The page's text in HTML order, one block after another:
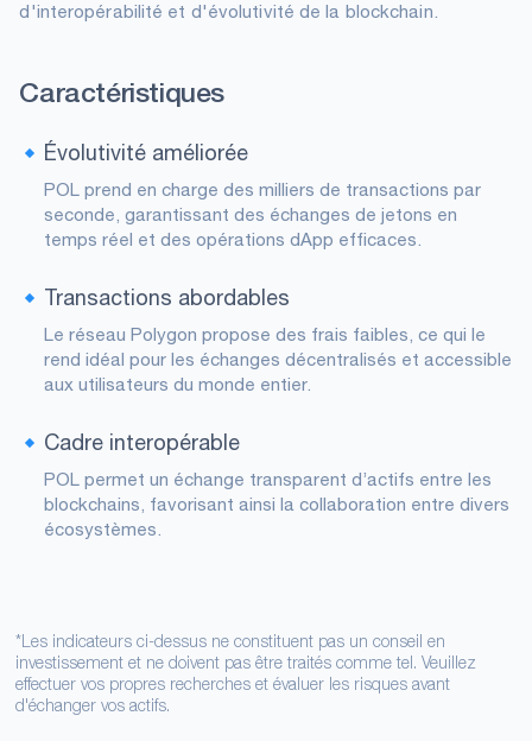
d'interopérabilité et d'évolutivité de la blockchain.
Caractéristiques
Évolutivité améliorée
POL prend en charge des milliers de transactions par
seconde, garantissant des échanges de jetons en
temps réel et des opérations dApp efficaces.
Transactions abordables
Le réseau Polygon propose des frais faibles, ce qui le
rend idéal pour les échanges décentralisés et accessible
aux utilisateurs du monde entier.
Cadre interopérable
POL permet un échange transparent d’actifs entre les
blockchains, favorisant ainsi la collaboration entre divers
écosystèmes.
*Les indicateurs ci-dessus ne constituent pas un conseil en
investissement et ne doivent pas être traités comme tel. Veuillez
effectuer vos propres recherches et évaluer les risques avant
d'échanger vos actifs.